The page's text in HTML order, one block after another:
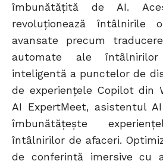
îmbunătățită de AI.
revoluționează întâlnirile
avansate precum
automate ale
inteligentă a punctelor de
de experiențele Copilot din
AI ExpertMeet, asistentul
îmbunătățește
întâlnirilor de afaceri.
de conferință imersive cu